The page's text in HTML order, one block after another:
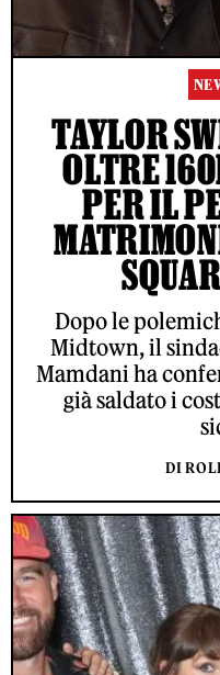
TAYLOR
OLTRE
PER IL
Dopo le
Midtown, il
Mamdani ha
già saldato i
DI